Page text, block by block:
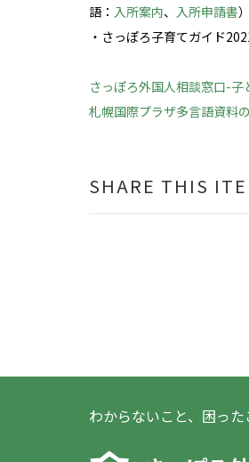
語： 入所案内、 入所申請書）
・さっぽろ子育てガイド
さっぽろ外国人相談窓口-
札幌国際プラザ多言語資料
SHARE THIS
わからないこと、困っ